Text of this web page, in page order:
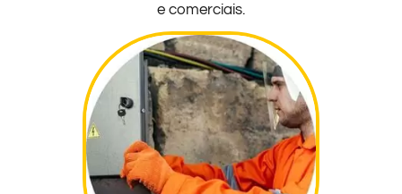
e comerciais.